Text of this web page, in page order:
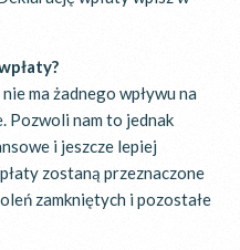
ma żadnego wpływu na
Pozwoli nam to jednak
i jeszcze lepiej
zostaną przeznaczone
zamkniętych i pozostałe